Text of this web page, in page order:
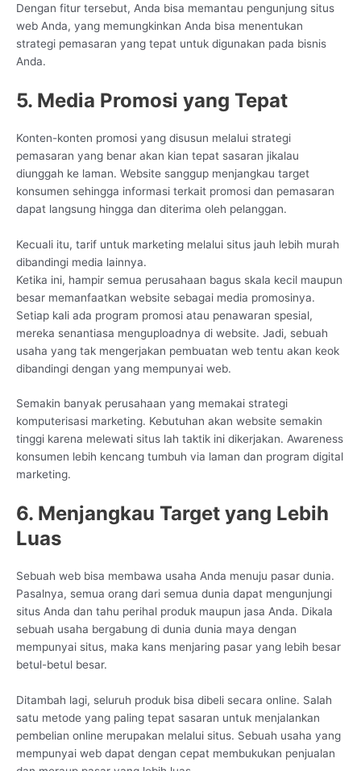
Dengan fitur tersebut, Anda bisa memantau pengunjung situs
web Anda, yang memungkinkan Anda bisa menentukan
strategi pemasaran yang tepat untuk digunakan pada bisnis
Anda.
5. Media Promosi yang Tepat
Konten-konten promosi yang disusun melalui strategi
pemasaran yang benar akan kian tepat sasaran jikalau
diunggah ke laman. Website sanggup menjangkau target
konsumen sehingga informasi terkait promosi dan pemasaran
dapat langsung hingga dan diterima oleh pelanggan.
Kecuali itu, tarif untuk marketing melalui situs jauh lebih murah
dibandingi media lainnya.
Ketika ini, hampir semua perusahaan bagus skala kecil maupun
besar memanfaatkan website sebagai media promosinya.
Setiap kali ada program promosi atau penawaran spesial,
mereka senantiasa menguploadnya di website. Jadi, sebuah
usaha yang tak mengerjakan pembuatan web tentu akan keok
dibandingi dengan yang mempunyai web.
Semakin banyak perusahaan yang memakai strategi
komputerisasi marketing. Kebutuhan akan website semakin
tinggi karena melewati situs lah taktik ini dikerjakan. Awareness
konsumen lebih kencang tumbuh via laman dan program digital
marketing.
6. Menjangkau Target yang Lebih
Luas
Sebuah web bisa membawa usaha Anda menuju pasar dunia.
Pasalnya, semua orang dari semua dunia dapat mengunjungi
situs Anda dan tahu perihal produk maupun jasa Anda. Dikala
sebuah usaha bergabung di dunia dunia maya dengan
mempunyai situs, maka kans menjaring pasar yang lebih besar
betul-betul besar.
Ditambah lagi, seluruh produk bisa dibeli secara online. Salah
satu metode yang paling tepat sasaran untuk menjalankan
pembelian online merupakan melalui situs. Sebuah usaha yang
mempunyai web dapat dengan cepat membukukan penjualan